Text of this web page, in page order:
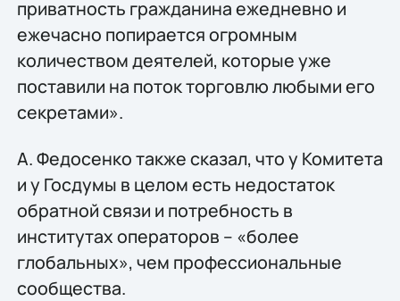
приватность гражданина ежедневно и
ежечасно попирается огромным
количеством деятелей, которые уже
поставили на поток торговлю любыми его
секретами».
А. Федосенко также сказал, что у Комитета
и у Госдумы в целом есть недостаток
обратной связи и потребность в
институтах операторов – «более
глобальных», чем профессиональные
сообщества.